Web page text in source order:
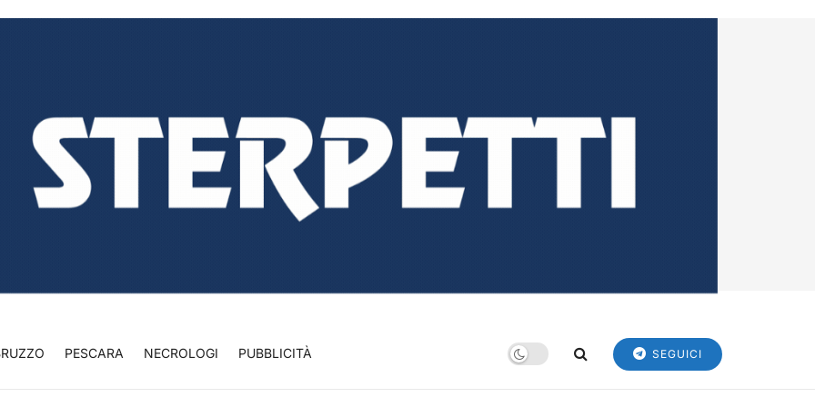
PESCARA NECROLOGI PUBBLICITÀ SEGUICI